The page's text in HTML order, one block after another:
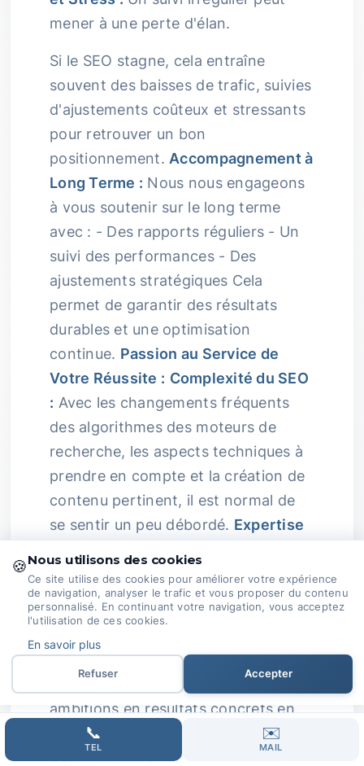
mener à une perte d'élan.
Si le SEO stagne, cela entraîne
souvent des baisses de trafic, suivies
d'ajustements coûteux et stressants
pour retrouver un bon
positionnement. Accompagnement à
Long Terme : Nous nous engageons
à vous soutenir sur le long terme
avec : - Des rapports réguliers - Un
suivi des performances - Des
ajustements stratégiques Cela
permet de garantir des résultats
durables et une optimisation
continue. Passion au Service de
Votre Réussite : Complexité du SEO
: Avec les changements fréquents
des algorithmes des moteurs de
recherche, les aspects techniques à
prendre en compte et la création de
contenu pertinent, il est normal de
se sentir un peu débordé. Expertise
notre passion pour le SEO n'a d'égale
que notre attention aux détails.
évolutions du secteur et ajustons nos
stratégies pour transformer vos
ambitions en résultats concrets en
ligne.Collaboration et
Communication :Ensemble, tout
📞
TEL
✉️
MAIL
🍪Nous utilisons des cookies
Ce site utilise des cookies pour améliorer votre expérience
de navigation, analyser le trafic et vous proposer du contenu
personnalisé. En continuant votre navigation, vous acceptez
l'utilisation de ces cookies.
En savoir plus
Refuser Accepter